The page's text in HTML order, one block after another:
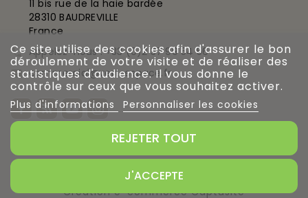
11 bis rue de la haie bardée
28310 BAUDREVILLE
France
 Appelez-nous :+33 (0)2 37 99 54 56
 commercial@vert-espace.fr
Ce site utilise des cookies afin d'assurer le bon
déroulement de votre visite et de réaliser des
statistiques d'audience. Il vous donne le
contrôle sur ceux que vous souhaitez activer.
Plus d'informations Personnaliser les cookies
REJETER TOUT
J'ACCEPTE
Création e-commerce Captusite